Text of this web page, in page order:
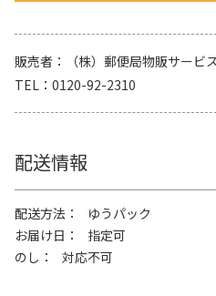
販売者
（株）郵便局物販サービ
TEL
0120-92-2310
配送情報
配送方法
ゆうパック
お届け日
指定可
のし
対応不可